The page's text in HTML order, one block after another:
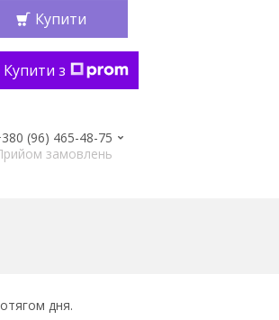
Купити
Купити з
(96) 465-48-75
замовлень
дня.